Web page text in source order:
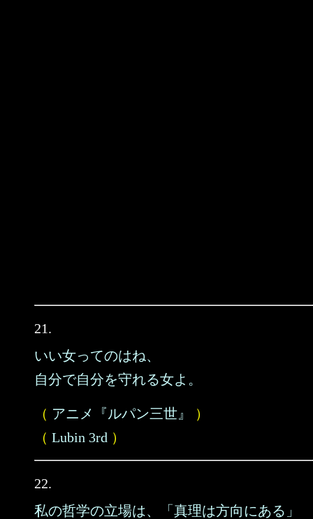
21.
いい女ってのはね、
自分で自分を守れる女よ。
（ アニメ『ルパン三世』
）
（ Lubin 3rd ）
22.
私の哲学の立場は、「真理は方向にある」